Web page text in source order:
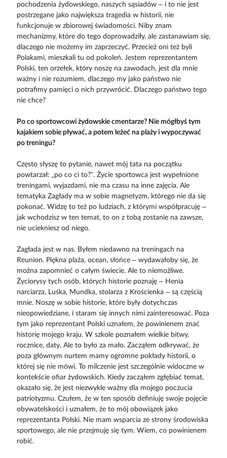
pochodzenia żydowskiego, naszych sąsiadów – i to nie jest
postrzegane jako największa tragedia w historii, nie
funkcjonuje w zbiorowej świadomości. Niby znam
mechanizmy, które do tego doprowadziły, ale zastanawiam się,
dlaczego nie możemy im zaprzeczyć. Przecież oni też byli
Polakami, mieszkali tu od pokoleń. Jestem reprezentantem
Polski, ten orzełek, który noszę na zawodach, jest dla mnie
ważny i nie rozumiem, dlaczego my jako państwo nie
potrafimy pamięci o nich przywrócić. Dlaczego państwo tego
nie chce?
Po co sportowcowi żydowskie cmentarze? Nie mógłbyś tym
kajakiem sobie pływać, a potem leżeć na plaży i wypoczywać
po treningu?
Często słyszę to pytanie, nawet mój tata na początku
powtarzał: „po co ci to?”. Życie sportowca jest wypełnione
treningami, wyjazdami, nie ma czasu na inne zajęcia. Ale
tematyka Zagłady ma w sobie magnetyzm, którego nie da się
pokonać. Widzę to też po ludziach, z którymi współpracuję –
jak wchodzisz w ten temat, to on z tobą zostanie na zawsze,
nie uciekniesz od niego.
Zagłada jest w nas. Byłem niedawno na treningach na
Reunion. Piękna plaża, ocean, słońce – wydawałoby się, że
można zapomnieć o całym świecie. Ale to niemożliwe.
Życiorysy tych osób, których historie poznaję – Henia
narciarza, Luśka, Mundka, stolarza z Krościenka – są częścią
mnie. Noszę w sobie historie, które były dotychczas
nieopowiedziane, i staram się innych nimi zainteresować. Poza
tym jako reprezentant Polski uznałem, że powinienem znać
historię mojego kraju. W szkole poznałem wielkie bitwy,
rocznice, daty. Ale to było za mało. Zacząłem odkrywać, że
poza głównym nurtem mamy ogromne pokłady historii, o
której się nie mówi. To milczenie jest szczególnie widoczne w
kontekście ofiar żydowskich. Kiedy zacząłem zgłębiać temat,
okazało się, że jest niezwykle ważny dla mojego poczucia
patriotyzmu. Czułem, że w ten sposób definiuję swoje pojęcie
obywatelskości i uznałem, że to mój obowiązek jako
reprezentanta Polski. Nie mam wsparcia ze strony środowiska
sportowego, ale nie przejmuję się tym. Wiem, co powinienem
robić.